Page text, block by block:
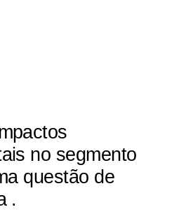
no segmento
questão de
.